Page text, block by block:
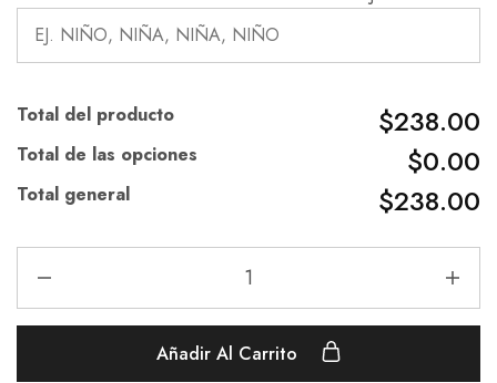
Total del producto $238.00
Total de las opciones $0.00
Total general $238.00
Añadir Al Carrito